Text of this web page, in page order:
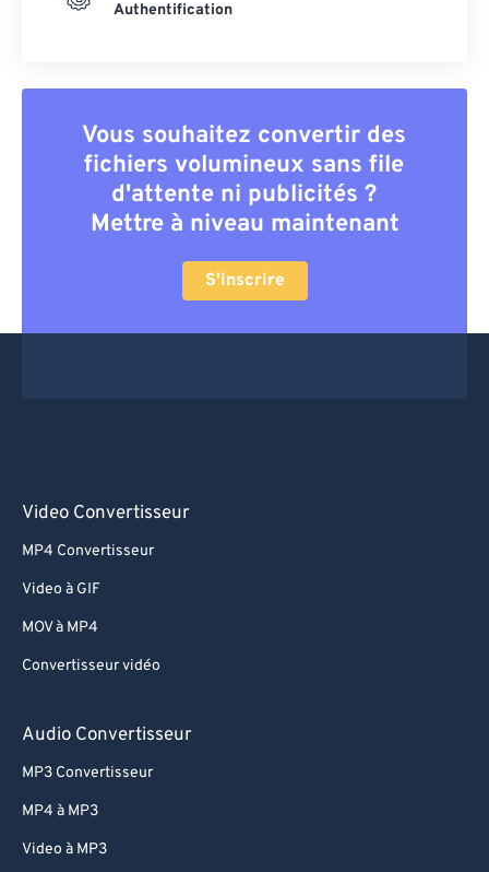
Authentification
Vous souhaitez convertir des
fichiers volumineux sans file
d'attente ni publicités ?
Mettre à niveau maintenant
S'inscrire
Video Convertisseur
MP4 Convertisseur
Video à GIF
MOV à MP4
Convertisseur vidéo
Audio Convertisseur
MP3 Convertisseur
MP4 à MP3
Video à MP3